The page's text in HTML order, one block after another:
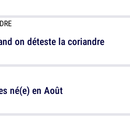
né(e) en Août
on déteste la coriandre